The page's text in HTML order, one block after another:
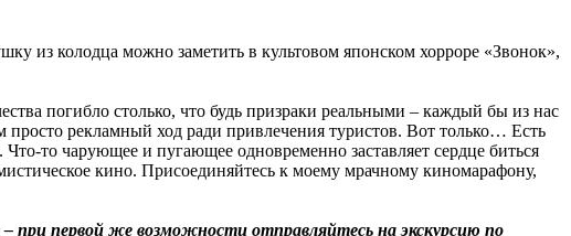
из колодца можно заметить в культовом японском хорроре «Звонок»,
погибло столько, что будь призраки реальными – каждый бы из нас
рекламный ход ради привлечения туристов. Вот только… Есть
то чарующее и пугающее одновременно заставляет сердце биться
кино. Присоединяйтесь к моему мрачному киномарафону,
при первой же возможности отправляйтесь на экскурсию по